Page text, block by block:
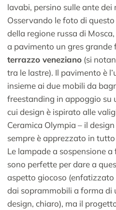
lavabi, persino sulle ante dei
Osservando le foto di
della regione russa di
a pavimento un gres grande
terrazzo veneziano (si
tra le lastre). Il pavimento è
insieme ai due mobili da
freestanding in appoggio su
cui design è ispirato alle
Ceramica Olympia – il
sempre è apprezzato in
Le lampade a sospensione
sono perfette per dare a
aspetto giocoso
dai soprammobili a forma di
design, chiaro), ma il